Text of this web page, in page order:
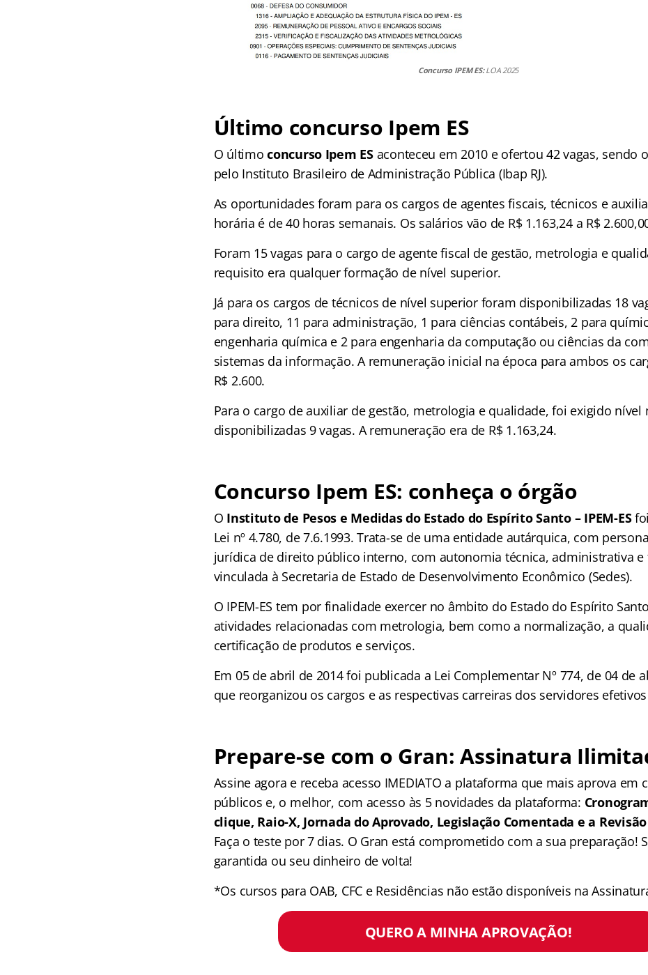
Concurso IPEM ES:LOA 2025
Último concurso Ipem ES
O últimoconcurso Ipem ESaconteceu em 2010 e ofertou 42 vagas, sendo
pelo Instituto Brasileiro de Administração Pública (Ibap RJ).
As oportunidades foram para os cargos de agentes fiscais, técnicos e
horária é de 40 horas semanais. Os salários vão de R$ 1.163,24 a R$
Foram 15 vagas para o cargo de agente fiscal de gestão, metrologia e
requisito era qualquer formação de nível superior.
Já para os cargos de técnicos de nível superior foram disponibilizadas 18
para direito, 11 para administração, 1 para ciências contábeis, 2 para
engenharia química e 2 para engenharia da computação ou ciências da
sistemas da informação. A remuneração inicial na época para ambos os
R$ 2.600.
Para o cargo de auxiliar de gestão, metrologia e qualidade, foi exigido nível
disponibilizadas 9 vagas. A remuneração era de R$ 1.163,24.
Concurso Ipem ES: conheça o órgão
O Instituto de Pesos e Medidas do Estado do Espírito Santo – IPEM-ES
Lei nº 4.780, de 7.6.1993. Trata-se de uma entidade autárquica, com
jurídica de direito público interno, com autonomia técnica, administrativa e
vinculada à Secretaria de Estado de Desenvolvimento Econômico (Sedes).
O IPEM-ES tem por finalidade exercer no âmbito do Estado do Espírito
atividades relacionadas com metrologia, bem como a normalização, a
certificação de produtos e serviços.
Em 05 de abril de 2014 foi publicada a Lei Complementar Nº 774, de 04 de
que reorganizou os cargos e as respectivas carreiras dos servidores
Prepare-se com o Gran: Assinatura
Assine agora e receba acesso IMEDIATO a plataforma que mais aprova em
públicos e, o melhor, com acesso às 5 novidades da plataforma:
clique, Raio-X, Jornada do Aprovado, Legislação Comentada e a
Faça o teste por 7 dias. O Gran está comprometido com a sua preparação!
garantida ou seu dinheiro de volta!
*Os cursos para OAB, CFC e Residências não estão disponíveis na
QUERO A MINHA APROVAÇÃO!